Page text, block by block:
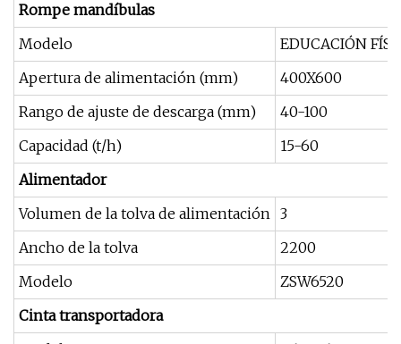
Rompe mandíbulas
Modelo
EDUCACIÓN
Apertura de alimentación (mm)
400X600
Rango de ajuste de descarga (mm)
40-100
Capacidad (t/h)
15-60
Alimentador
Volumen de la tolva de alimentación 3
Ancho de la tolva
2200
Modelo
ZSW6520
Cinta transportadora